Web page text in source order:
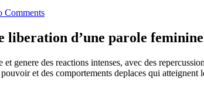
Comments
liberation d’une parole
genere des reactions intenses, avec des
et des comportements deplaces qui